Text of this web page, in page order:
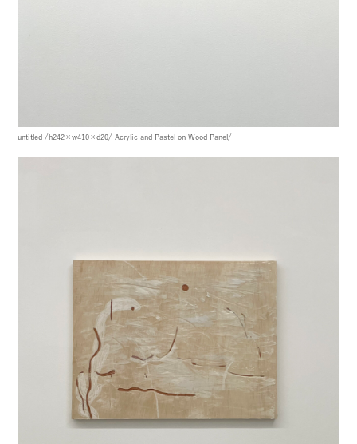
untitled /h242×w410×d20/Acrylic and Pastel on Wood Panel/